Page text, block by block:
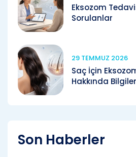
Eksozom
Sorulanlar
29 TEMMUZ 2026
Saç İçin
Hakkında
Son Haberler